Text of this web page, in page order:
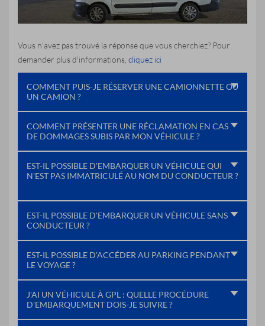
Vous n'avez pas trouvé la réponse que vous cherchiez? Pour
demander plus d'informations, cliquez ici
COMMENT PUIS-JE RÉSERVER UNE CAMIONNETTE OU
UN CAMION ?
COMMENT PRÉSENTER UNE RÉCLAMATION EN CAS
DE DOMMAGES SUBIS PAR MON VÉHICULE ?
EST-IL POSSIBLE D'EMBARQUER UN VÉHICULE QUI
N'EST PAS IMMATRICULÉ AU NOM DU CONDUCTEUR ?
EST-IL POSSIBLE D'EMBARQUER UN VÉHICULE SANS
CONDUCTEUR ?
EST-IL POSSIBLE D'ACCÉDER AU PARKING PENDANT
LE VOYAGE ?
J'AI UN VÉHICULE À GPL : QUELLE PROCÉDURE
D'EMBARQUEMENT DOIS-JE SUIVRE ?